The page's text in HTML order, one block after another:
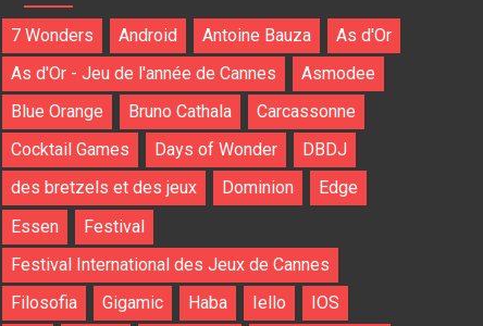
7 Wonders Android Antoine Bauza
As d'Or
As d'Or - Jeu de l'année de Cannes
Asmodee
Blue Orange
Bruno Cathala
Carcassonne
Cocktail Games
Days of Wonder
DBDJ
des bretzels et des jeux
Dominion
Edge
Essen
Festival
Festival International des Jeux de Cannes
Filosofia
Gigamic Haba Iello IOS